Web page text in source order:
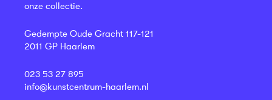
onze collectie.
Gedempte Oude Gracht 117-121
2011 GP Haarlem
023 53 27 895
info@kunstcentrum-haarlem.nl